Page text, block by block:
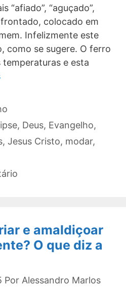
“afiado”, “aguçado”,
colocado em
Infelizmente este
como se sugere. O ferro
e esta
, Deus, Evangelho,
, Jesus Cristo, modar,
e amaldiçoar
O que diz a
Por Alessandro Marlos